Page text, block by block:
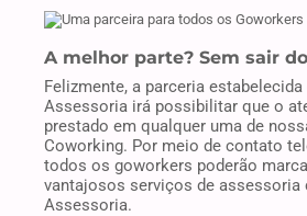
A melhor parte? Sem sair
Felizmente, a parceria
Assessoria irá possibilitar que o
prestado em qualquer uma de
Coworking. Por meio de contato
todos os goworkers poderão
vantajosos serviços de assessoria
Assessoria.